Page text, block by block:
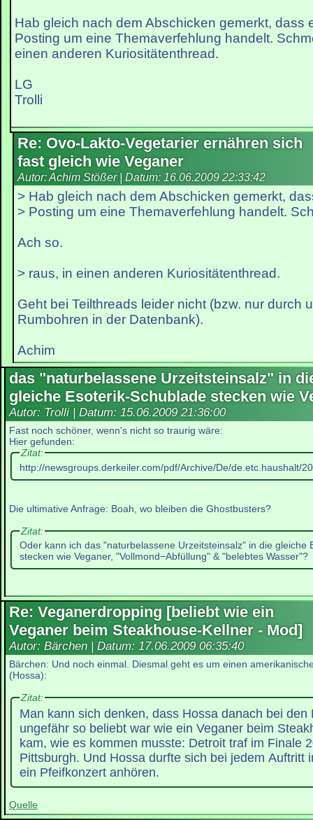
Hab gleich nach dem Abschicken gemerkt, dass
Posting um eine Themaverfehlung handelt.
einen anderen Kuriositätenthread.
LG
Trolli
Re: Ovo-Lakto-Vegetarier ernähren sich
fast gleich wie Veganer
Autor: Achim Stößer | Datum: 16.06.2009 22:33:42
> Hab gleich nach dem Abschicken gemerkt,
> Posting um eine Themaverfehlung handelt.
Ach so.
> raus, in einen anderen Kuriositätenthread.
Geht bei Teilthreads leider nicht (bzw. nur durch
Rumbohren in der Datenbank).
Achim
das "naturbelassene Urzeitsteinsalz" in
gleiche Esoterik-Schublade stecken wie
Autor: Trolli | Datum: 15.06.2009 21:36:00
Fast noch schöner, wenn's nicht so traurig wäre:
Hier gefunden:
Zitat:
http://newsgroups.derkeiler.com/pdf/Archive/De/de.etc.haushalt/
Die ultimative Anfrage: Boah, wo bleiben die Ghostbusters?
Zitat:
Oder kann ich das "naturbelassene Urzeitsteinsalz" in die gleiche
stecken wie Veganer, "Vollmond−Abfüllung" & "belebtes Wasser"?
Re: Veganerdropping [beliebt wie ein
Veganer beim Steakhouse-Kellner - Mod]
Autor: Bärchen | Datum: 17.06.2009 06:35:40
Bärchen: Und noch einmal. Diesmal geht es um einen
(Hossa):
Zitat:
Man kann sich denken, dass Hossa danach bei den
ungefähr so beliebt war wie ein Veganer beim
kam, wie es kommen musste: Detroit traf im Finale
Pittsburgh. Und Hossa durfte sich bei jedem Auftritt
ein Pfeifkonzert anhören.
Quelle